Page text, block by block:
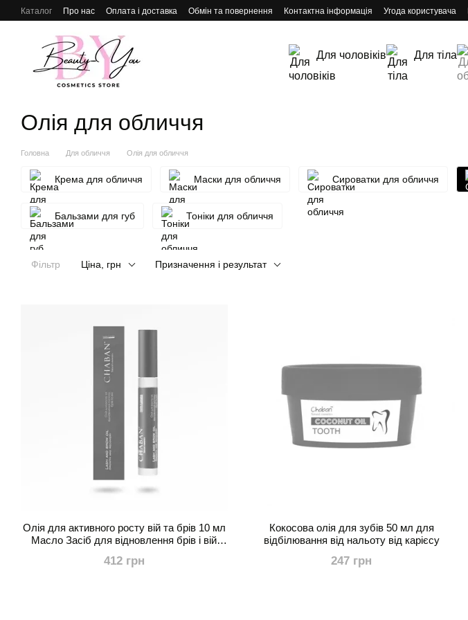
Перейти до основного контенту
Каталог Про нас Оплата і доставка Обмін та повернення Контактна інформація Угода користувача
Для чоловіків Для тіла
Олія для обличчя
Головна Для обличчя Олія для обличчя
Крема для обличчя Маски для обличчя Сироватки для обличчя
Бальзами для губ Тоніки для обличчя
Фільтр Ціна, грн Призначення і результат
Олія для активного росту вій та брів 10 мл
Масло Засіб для відновлення брів і вій
412 грн
Кокосова олія для зубів 50 мл для
відбілювання від нальоту від карієсу
247 грн